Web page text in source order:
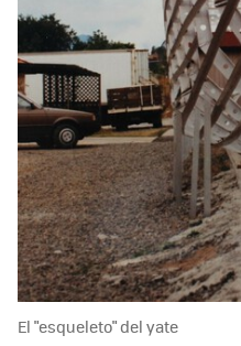
El "esqueleto" del yate